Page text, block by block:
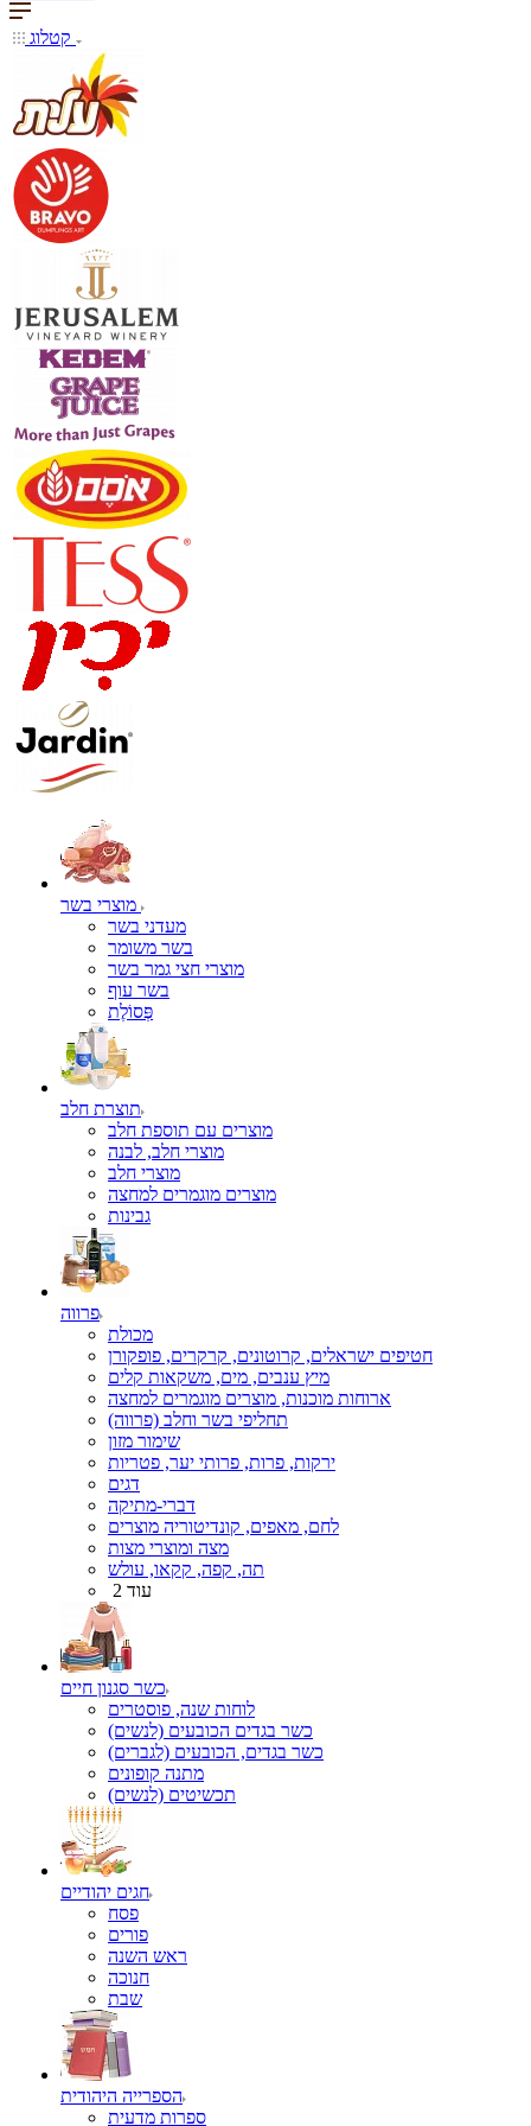
מעדני בשר
בשר משומר
מוצרי חצי גמר בשר
בשר עוף
פְּסוֹלֶת
תוצרת חלב
מוצרים עם תוספת חלב
מוצרי חלב, לבנה
מוצרי חלב
מוצרים מוגמרים למחצה
גבינות
פרווה
מכולת
חטיפים ישראלים, קרוטונים, קרקרים, פופקורן
מיץ ענבים, מים, משקאות קלים
ארוחות מוכנות, מוצרים מוגמרים למחצה
תחליפי בשר וחלב (פרווה)
שימור מזון
ירקות, פרות, פרותי יער, פטריות
דגים
דברי-מתיקה
לחם, מאפים, קונדיטוריה מוצרים
מצה ומוצרי מצות
תה, קפה, קקאו, עולש
עוד 2
כשר סגנון חיים
לוחות שנה, פוסטרים
כשר בגדים הכובעים (לנשים)
כשר בגדים, הכובעים (לגברים)
מתנה קופונים
תכשיטים (לנשים)
חגים יהודיים
פסח
פורים
ראש השנה
חנוכה
שבת
הספרייה היהודית
ספרות מדעית